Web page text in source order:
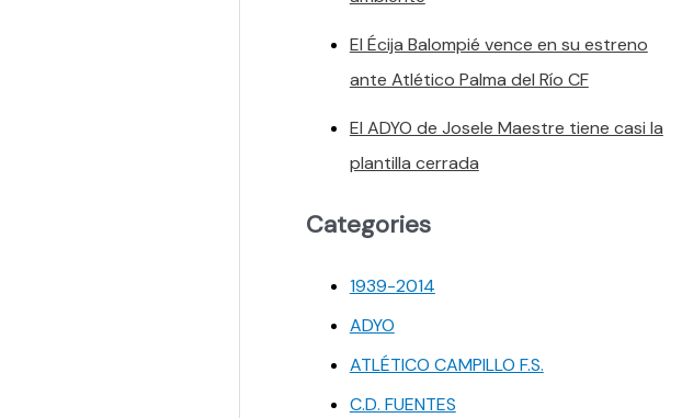
El Écija Balompié vence en su estreno
ante Atlético Palma del Río CF
El ADYO de Josele Maestre tiene casi la
plantilla cerrada
Categories
1939-2014
ADYO
ATLÉTICO CAMPILLO F.S.
C.D. FUENTES